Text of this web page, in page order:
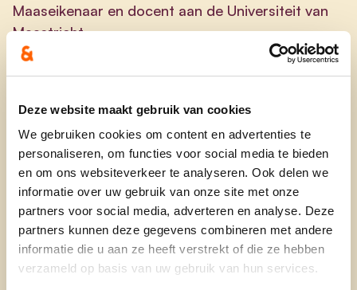
Deze website maakt gebruik van cookies
We gebruiken cookies om content en advertenties te
personaliseren, om functies voor social media te bieden
en om ons websiteverkeer te analyseren. Ook delen we
informatie over uw gebruik van onze site met onze
partners voor social media, adverteren en analyse. Deze
partners kunnen deze gegevens combineren met andere
informatie die u aan ze heeft verstrekt of die ze hebben
verzameld op basis van uw gebruik van hun services.
Maaseikenaar en docent aan de Universiteit van
Maastricht.
Al van kinds af aan ben ik gefascineerd door alles
Om die reden kocht ik een van oudste panden van
de binnenstad van Maaseik, namelijk huis De Drie
Marieën gebouwd in 1631. Sinds 2017 ben ik bezig
met een grondige renovatie van dit monument. Zo
legde ik o.a. een historische stadstuin aan die op
regelmatige basis wordt opengesteld voor het
publiek. Als geen ander weet ik hoe belangrijk
cultuur en erfgoed zijn voor onze stad.